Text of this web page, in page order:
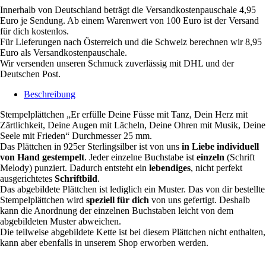
Innerhalb von Deutschland beträgt die Versandkostenpauschale 4,95
Euro je Sendung. Ab einem Warenwert von 100 Euro ist der Versand
für dich kostenlos.
Für Lieferungen nach Österreich und die Schweiz berechnen wir 8,95
Euro als Versandkostenpauschale.
Wir versenden unseren Schmuck zuverlässig mit DHL und der
Deutschen Post.
Beschreibung
Stempelplättchen „Er erfülle Deine Füsse mit Tanz, Dein Herz mit
Zärtlichkeit, Deine Augen mit Lächeln, Deine Ohren mit Musik, Deine
Seele mit Frieden“ Durchmesser 25 mm.
Das Plättchen in 925er Sterlingsilber ist von uns in Liebe individuell
von Hand gestempelt. Jeder einzelne Buchstabe ist einzeln (Schrift
Melody) punziert. Dadurch entsteht ein lebendiges, nicht perfekt
ausgerichtetes Schriftbild.
Das abgebildete Plättchen ist lediglich ein Muster. Das von dir bestellte
Stempelplättchen wird speziell für dich von uns gefertigt. Deshalb
kann die Anordnung der einzelnen Buchstaben leicht von dem
abgebildeten Muster abweichen.
Die teilweise abgebildete Kette ist bei diesem Plättchen nicht enthalten,
kann aber ebenfalls in unserem Shop erworben werden.